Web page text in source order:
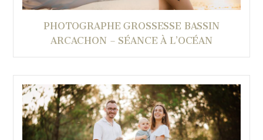
PHOTOGRAPHE GROSSESSE BASSIN
ARCACHON – SÉANCE À L’OCÉAN